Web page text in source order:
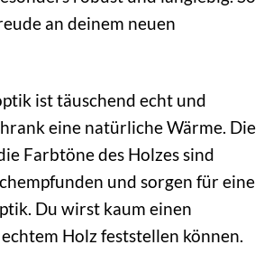
an deinem neuen
ist täuschend echt und
eine natürliche Wärme. Die
Farbtöne des Holzes sind
und sorgen für eine
Du wirst kaum einen
Holz feststellen können.